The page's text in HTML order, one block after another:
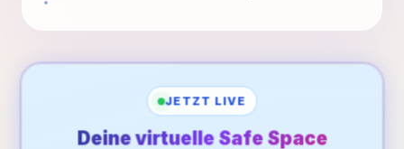
JETZT LIVE
Deine virtuelle Safe Space